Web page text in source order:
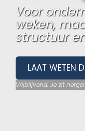
Voor
weken,
structuur
LAAT WETEN
Vrijblijvend. Je zit